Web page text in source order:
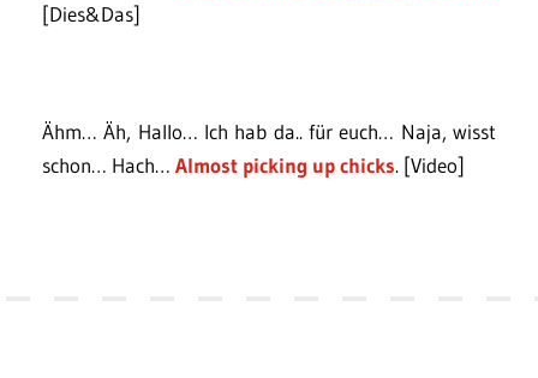
[Dies&Das]
Ähm… Äh, Hallo… Ich hab da.. für euch… Naja, wisst
schon… Hach… Almost picking up chicks. [Video]